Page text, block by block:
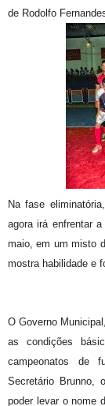
de Rodolfo
Na fase
agora irá enfrentar
maio, em um misto
mostra habilidade e
O Governo
as condições
campeonatos de
Secretário Brunno,
poder levar o nome